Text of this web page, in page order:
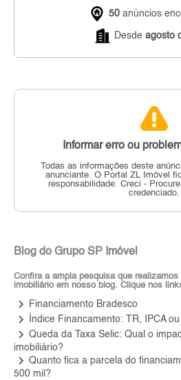
50 anúncios
Desde agosto
Informar erro ou
Todas as informações deste
anunciante. O Portal ZL Imóvel
responsabilidade. Creci -
credenciado.
Blog do Grupo SP Imóvel
Confira a ampla pesquisa que
imobiliário em nosso blog. Clique nos
keyboard_arrow_right Financiamento Bradesco
keyboard_arrow_right Índice Financamento: TR, IPCA
keyboard_arrow_right Queda da Taxa Selic: Qual o
imobiliário?
keyboard_arrow_right Quanto fica a parcela do
500 mil?